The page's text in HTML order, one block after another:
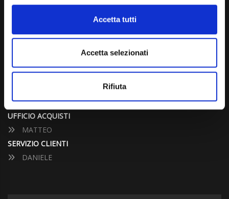
Accetta tutti
Accetta selezionati
Rifiuta
UFFICIO VENDITE
ALESSANDRO
UFFICIO ACQUISTI
MATTEO
SERVIZIO CLIENTI
DANIELE